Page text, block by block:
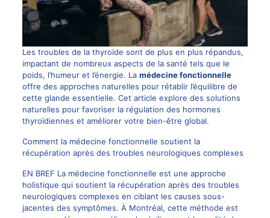
Les troubles de la thyroïde sont de plus en plus répandus,
impactant de nombreux aspects de la santé tels que le
poids, l’humeur et l’énergie. La médecine fonctionnelle
offre des approches naturelles pour rétablir l’équilibre de
cette glande essentielle. Cet article explore des solutions
naturelles pour favoriser la régulation des hormones
thyroïdiennes et améliorer votre bien-être global.
Comment la médecine fonctionnelle soutient la
récupération après des troubles neurologiques complexes
EN BREF La médecine fonctionnelle est une approche
holistique qui soutient la récupération après des troubles
neurologiques complexes en ciblant les causes sous-
jacentes des symptômes. À Montréal, cette méthode est